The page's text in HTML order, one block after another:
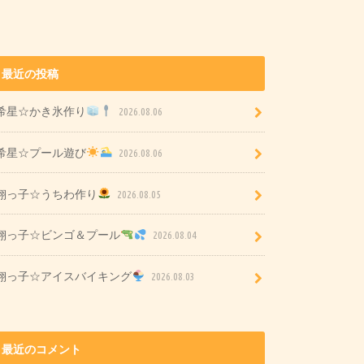
最近の投稿
星☆かき氷作り 2026.08.06
星☆プール遊び 2026.08.06
っ子☆うちわ作り 2026.08.05
っ子☆ビンゴ＆プール 2026.08.04
っ子☆アイスバイキング 2026.08.03
最近のコメント